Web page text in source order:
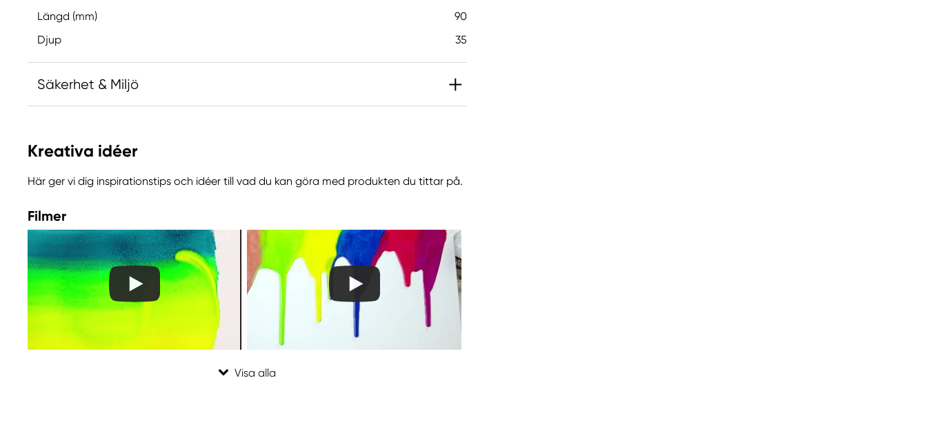
Längd (mm)
90
Djup
35
Säkerhet & Miljö
allergisk reaktion.
Innehåller 1,2-benzisotiazol-3(2H)-on (biocid). Kan orsaka en allergisk
reaktion.
Ansvarig EU
Liquitex
COLART NORTHERN EUROPE GMBH
Östra Långgatan 87
619 30 Trosa, Sweden
info@colart.se
Kreativa idéer
Här ger vi dig inspirationstips och idéer till vad du kan göra med produkten du tittar på.
Filmer